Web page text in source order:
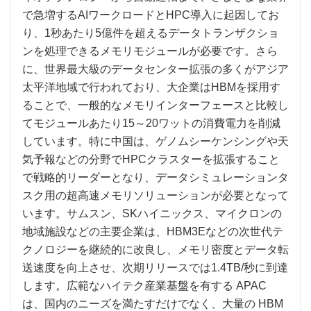
で急増するAIワークロードとHPC導入に起因してお
り、1秒あたり5億件を超えるデータトランザクショ
ンを処理できるメモリモジュールが必要です。さら
に、世界最大級のデータセンター拡張の多くがアジア
太平洋地域で行われており、大企業はHBMを採用す
ることで、一般的なメモリインターフェースと比較し
てモジュールあたり15～20ワットの消費電力を削減
しています。特に中国は、ゲノムシーケンシングや天
気予報などの分野でHPCクラスターを拡張すること
で戦略的リーダーとなり、データシミュレーションタ
スク用の超高速メモリソリューションが必要となって
います。サムスン、SKハイニックス、マイクロンの
地域施設などの主要企業は、HBM3Eなどの次世代テ
クノロジーを継続的に改良し、メモリ密度とデータ転
送速度を向上させ、次期リリースでは1.4TB/秒に到達
します。広範なハイテク産業基盤を有する APAC
は、国内のニーズを満たすだけでなく、大量の HBM